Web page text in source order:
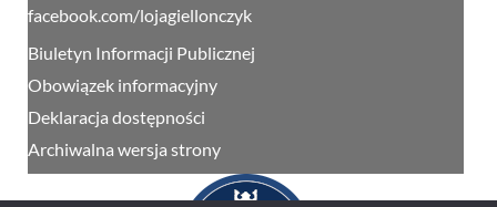
facebook.com/lojagiellonczyk
Biuletyn Informacji Publicznej
Obowiązek informacyjny
Deklaracja dostępności
Archiwalna wersja strony